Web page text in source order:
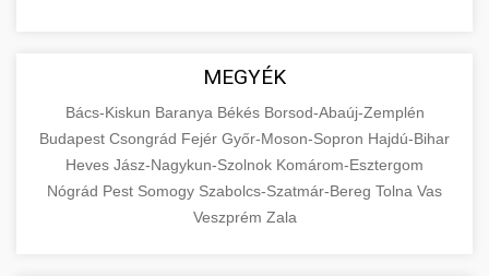
MEGYÉK
Bács-Kiskun Baranya Békés Borsod-Abaúj-Zemplén
Budapest Csongrád Fejér Győr-Moson-Sopron Hajdú-Bihar
Heves Jász-Nagykun-Szolnok Komárom-Esztergom
Nógrád Pest Somogy Szabolcs-Szatmár-Bereg Tolna Vas
Veszprém Zala